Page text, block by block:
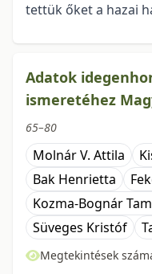
tettük őket a hazai
Adatok
ismeretéhez
65–80
Molnár V. Attila
Bak Henrietta
Kozma-Bognár
Süveges Kristóf
Megtekintések